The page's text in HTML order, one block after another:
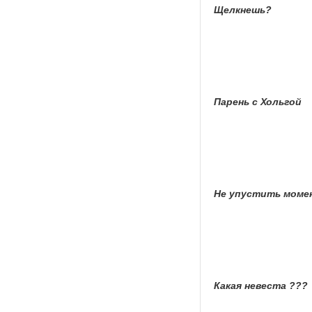
Щелкнешь?
Парень с Хольгой
Не упустить
Какая невеста ???